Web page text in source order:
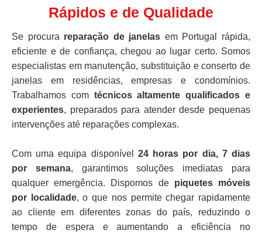
Rápidos e de Qualidade
Se procura reparação de janelas em Portugal rápida,
eficiente e de confiança, chegou ao lugar certo. Somos
especialistas em manutenção, substituição e conserto de
janelas em residências, empresas e condomínios.
Trabalhamos com técnicos altamente qualificados e
experientes, preparados para atender desde pequenas
intervenções até reparações complexas.
Com uma equipa disponível 24 horas por dia, 7 dias
por semana, garantimos soluções imediatas para
qualquer emergência. Dispomos de piquetes móveis
por localidade, o que nos permite chegar rapidamente
ao cliente em diferentes zonas do país, reduzindo o
tempo de espera e aumentando a eficiência no